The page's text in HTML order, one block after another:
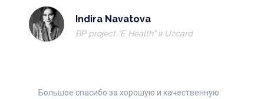
Indira Navatova
BP project “Е Health” в Uzсard
Большое спасибо за хорошую и качественную